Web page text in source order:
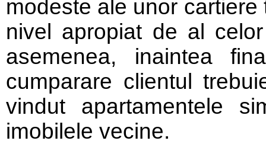
modeste ale unor
nivel apropiat de al
asemenea, inaintea
cumparare clientul
vindut apartamentele
imobilele vecine.